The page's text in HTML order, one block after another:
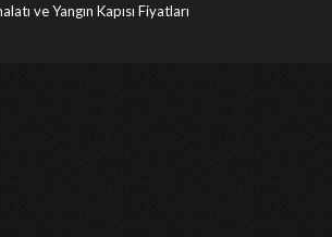
ve Yangın Kapısı Fiyatları